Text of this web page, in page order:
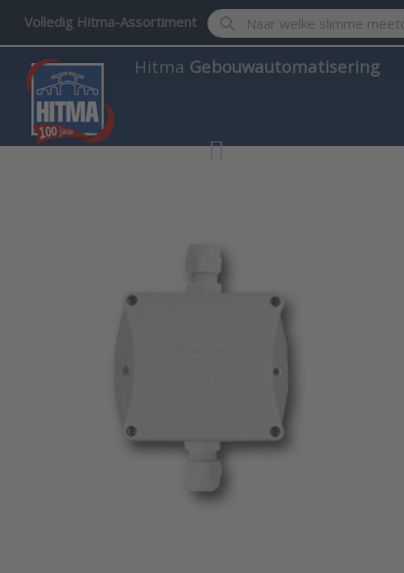
Volledig Hitma-Assortiment Enter a search term.
Hitma Gebouwautomatisering